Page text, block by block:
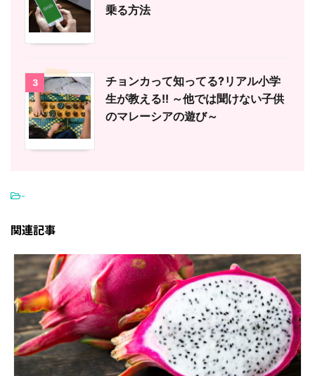
乗る方法
3
チョンカって知ってる?リアル小学
生が教える!! ～他では聞けない子供
のマレーシアの遊び～
-
関連記事